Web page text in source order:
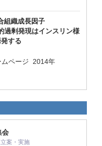
組織成長因子
過剰発現はインスリン様
する
ムページ 2014年
会
案・実施